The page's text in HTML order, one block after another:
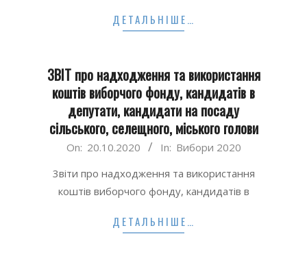
ДЕТАЛЬНІШЕ…
3BIT про надходження та використання
коштів виборчого фонду, кандидатів в
депутати, кандидати на посаду
сільського, селещного, міського голови
2020-On: 20.10.2020 In: Вибори 2020
3віти про надходження та використання
коштів виборчого фонду, кандидатів в
ДЕТАЛЬНІШЕ…